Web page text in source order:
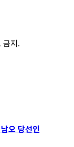
금지.
오 당선인